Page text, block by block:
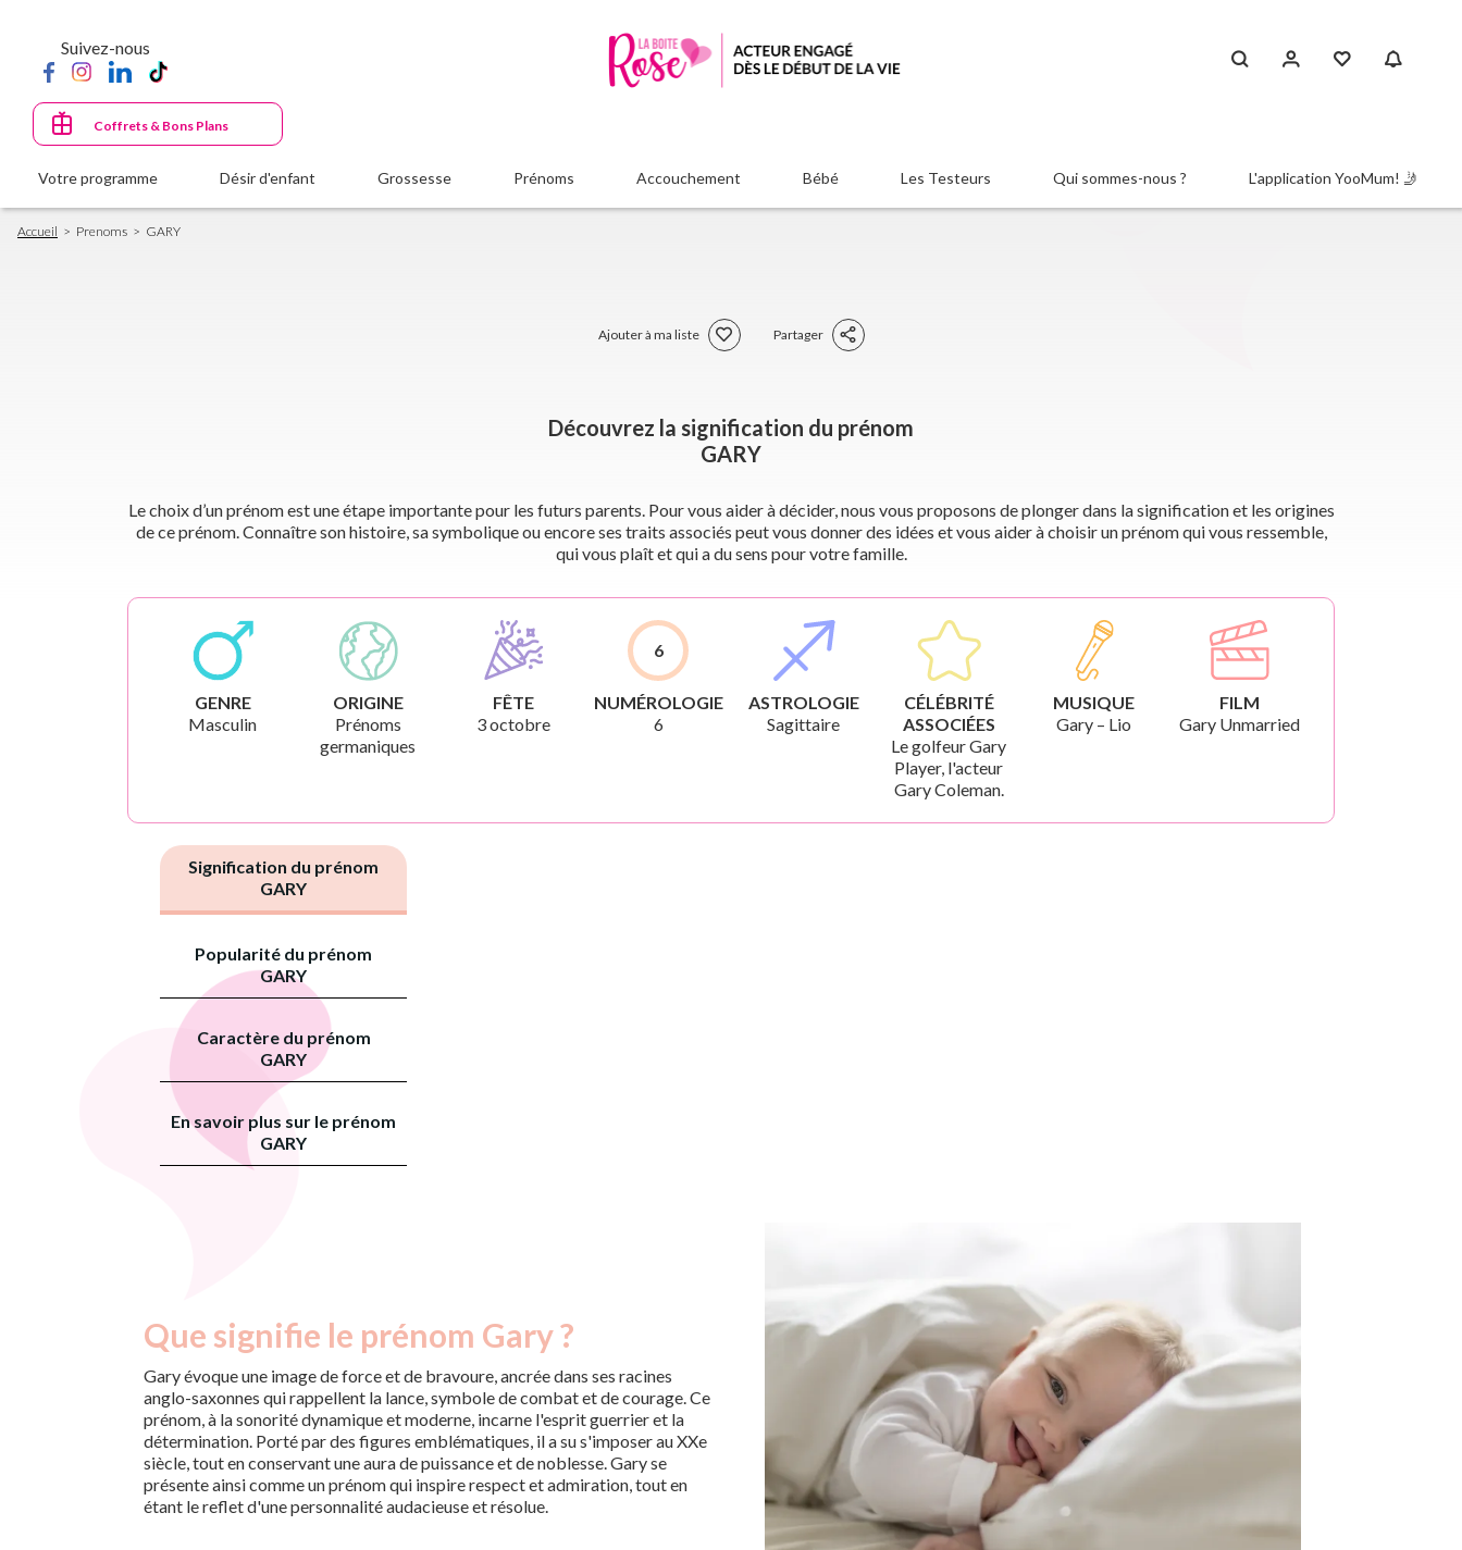
principal
Suivez-nous
Coffrets & Bons Plans
Votre programme Désir d'enfant Grossesse Prénoms Accouchement Bébé Les Testeurs Qui sommes-nous ? L'application YooMum! 🤳
Fil
d'Ariane
Accueil Prenoms GARY
Ajouter à ma liste Partager
Découvrez la signification du prénom
GARY
Le choix d’un prénom est une étape importante pour les futurs parents. Pour vous aider à décider, nous vous proposons de plonger dans la signification et les origines
de ce prénom. Connaître son histoire, sa symbolique ou encore ses traits associés peut vous donner des idées et vous aider à choisir un prénom qui vous ressemble,
qui vous plaît et qui a du sens pour votre famille.
GENRE
Masculin
ORIGINE
Prénoms
germaniques
FÊTE
3 octobre
6
NUMÉROLOGIE
6
ASTROLOGIE
Sagittaire
CÉLÉBRITÉ
ASSOCIÉES
Le golfeur Gary
Player, l'acteur
Gary Coleman.
MUSIQUE
Gary – Lio
FILM
Gary Unmarried
Signification du prénom
GARY
Popularité du prénom
GARY
Caractère du prénom
GARY
En savoir plus sur le prénom
GARY
Que signifie le prénom Gary ?
Gary évoque une image de force et de bravoure, ancrée dans ses racines
anglo-saxonnes qui rappellent la lance, symbole de combat et de courage. Ce
prénom, à la sonorité dynamique et moderne, incarne l'esprit guerrier et la
détermination. Porté par des figures emblématiques, il a su s'imposer au XXe
siècle, tout en conservant une aura de puissance et de noblesse. Gary se
présente ainsi comme un prénom qui inspire respect et admiration, tout en
étant le reflet d'une personnalité audacieuse et résolue.